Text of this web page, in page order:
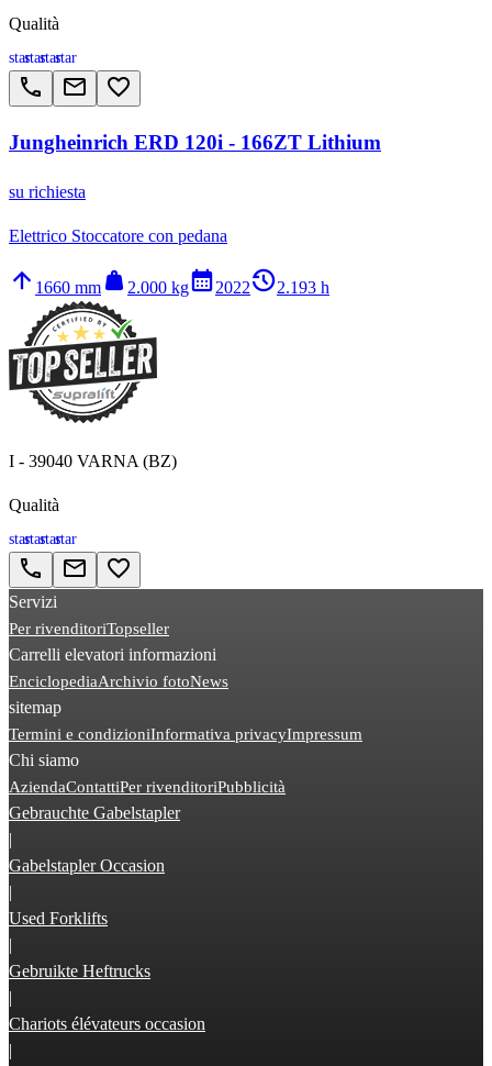
Qualità
starstarstarstar
call email favorite_border
Jungheinrich ERD 120i - 166ZT Lithium
su richiesta
Elettrico Stoccatore con pedana
arrow_upward 1660 mm weight 2.000 kgcalendar_month2022history_22.193 h
I - 39040 VARNA (BZ)
Qualità
starstarstarstar
call email favorite_border
Servizi
Per rivenditoriTopseller
Carrelli elevatori informazioni
EnciclopediaArchivio fotoNews
sitemap
Termini e condizioniInformativa privacyImpressum
Chi siamo
AziendaContattiPer rivenditoriPubblicità
Gebrauchte Gabelstapler
|
Gabelstapler Occasion
|
Used Forklifts
|
Gebruikte Heftrucks
|
Chariots élévateurs occasion
|